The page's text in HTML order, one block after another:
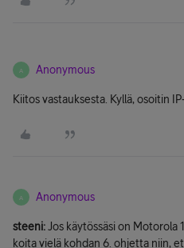
A Anonymous
Kiitos vastauksesta. Kyllä, osoitin
A Anonymous
steeni:Jos käytössäsi on Motorola
koita vielä kohdan 6. ohjetta niin,